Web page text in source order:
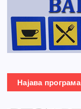
Најава програма